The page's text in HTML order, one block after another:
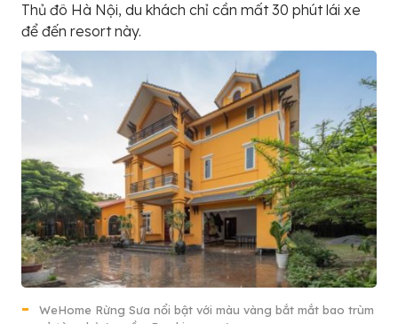
Thủ đô Hà Nội, du khách chỉ cần mất 30 phút lái xe
để đến resort này.
WeHome Rừng Sưa nổi bật với màu vàng bắt mắt bao trùm